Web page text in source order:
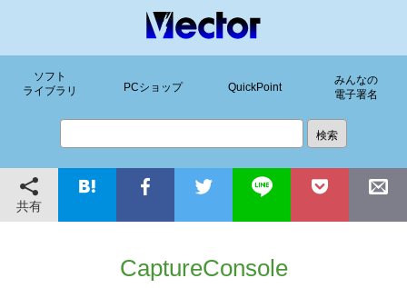
ソフト
ライブラリ
PCショップ QuickPoint
みんなの
電子署名
共有
CaptureConsole